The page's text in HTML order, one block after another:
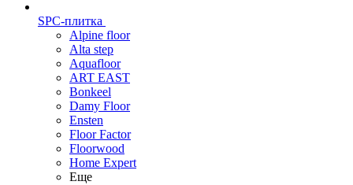
SPC-плитка
Alpine floor
Alta step
Aquafloor
ART EAST
Bonkeel
Damy Floor
Ensten
Floor Factor
Floorwood
Home Expert
Еще